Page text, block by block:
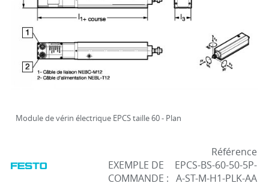
Module de vérin électrique EPCS taille 60 - Plan
EXEMPLE DE
COMMANDE :
Référence
EPCS-BS-60-50-5P-
A-ST-M-H1-PLK-AA